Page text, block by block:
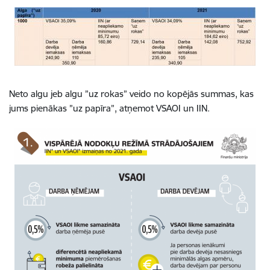
Neto algu jeb algu ”uz rokas” veido no kopējās summas, kas
jums pienākas ”uz papīra”, atņemot VSAOI un IIN.